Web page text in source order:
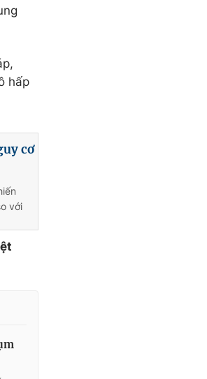
hấp
cơ
với